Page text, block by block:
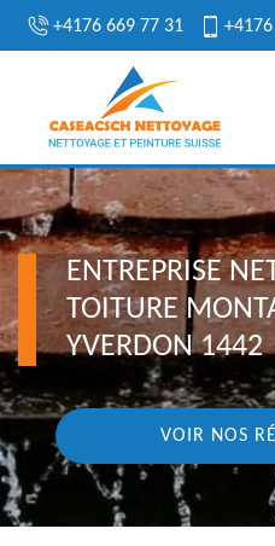
+4176 669 77 31
ENTREPRISE
TOITURE
YVERDON 1442
VOIR NOS